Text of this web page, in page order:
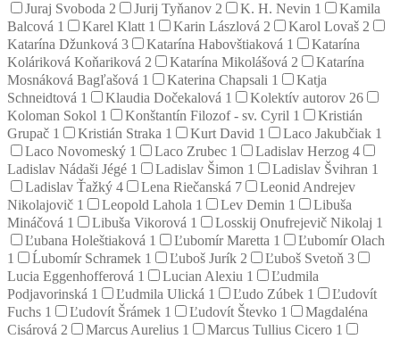
Juraj Svoboda 2 Jurij Tyňanov 2 K. H. Nevin 1
Kamila
Balcová 1 Karel Klatt 1 Karin Lászlová 2 Karol Lovaš 2
Katarína Džunková 3 Katarína Habovštiaková 1
Katarína
Koláriková Koňariková 2 Katarína Mikolášová 2
Katarína
Mosnáková Bagľašová 1 Katerina Chapsali 1
Katja
Schneidtová 1 Klaudia Dočekalová 1 Kolektív autorov 26
Koloman Sokol 1 Konštantín Filozof - sv. Cyril 1
Kristián
Grupač 1 Kristián Straka 1 Kurt David 1 Laco Jakubčiak 1
Laco Novomeský 1 Laco Zrubec 1 Ladislav Herzog 4
Ladislav Nádaši Jégé 1 Ladislav Šimon 1 Ladislav Švihran 1
Ladislav Ťažký 4 Lena Riečanská 7
Leonid Andrejev
Nikolajovič 1 Leopold Lahola 1 Lev Demin 1
Libuša
Mináčová 1 Libuša Vikorová 1 Losskij Onufrejevič Nikolaj 1
Ľubana Holeštiaková 1 Ľubomír Maretta 1
Ľubomír Olach
1
Ĺubomír Schramek 1 Ľuboš Jurík 2 Ľuboš Svetoň 3
Lucia Eggenhofferová 1 Lucian Alexiu 1
Ľudmila
Podjavorinská 1 Ľudmila Ulická 1 Ľudo Zúbek 1
Ľudovít
Fuchs 1 Ľudovít Šrámek 1 Ľudovít Števko 1
Magdaléna
Cisárová 2 Marcus Aurelius 1 Marcus Tullius Cicero 1